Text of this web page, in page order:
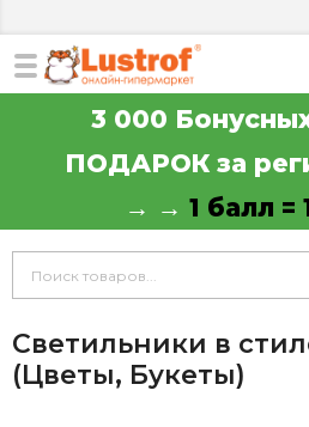
3 000
ПОДАРОК за
→ → 1 балл =
Светильники в
(Цветы, Букеты)